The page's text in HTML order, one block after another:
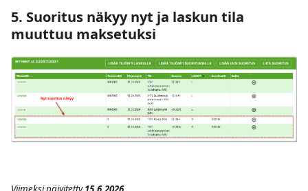
5. Suoritus näkyy nyt ja laskun tila
muuttuu maksetuksi